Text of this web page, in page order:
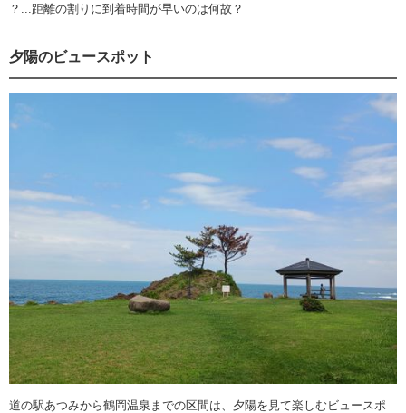
？...距離の割りに到着時間が早いのは何故？
夕陽のビュースポット
道の駅あつみから鶴岡温泉までの区間は、夕陽を見て楽しむビュースポ